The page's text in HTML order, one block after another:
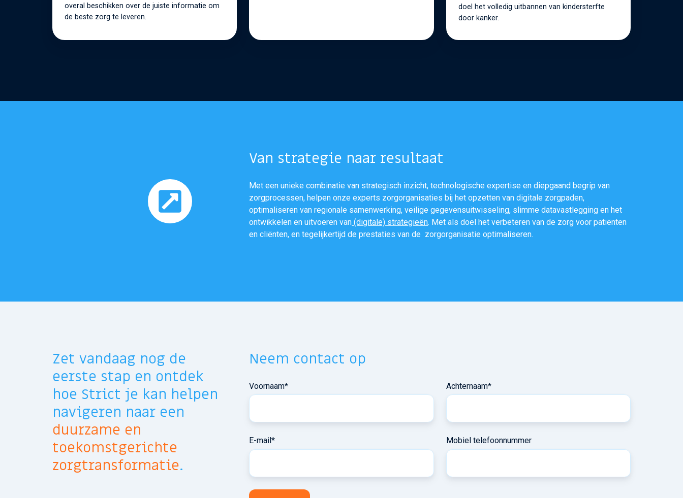
overal beschikken over de juiste informatie om
de beste zorg te leveren.
doel het volledig uitbannen van kindersterfte
door kanker.
Van strategie naar resultaat
Met een unieke combinatie van strategisch inzicht, technologische expertise en diepgaand begrip van
zorgprocessen, helpen onze experts zorgorganisaties bij het opzetten van digitale zorgpaden,
optimaliseren van regionale samenwerking, veilige gegevensuitwisseling, slimme datavastlegging en het
ontwikkelen en uitvoeren van (digitale) strategieën. Met als doel het verbeteren van de zorg voor patiënten
en cliënten, en tegelijkertijd de prestaties van de zorgorganisatie optimaliseren.
Zet vandaag nog de
eerste stap en ontdek
hoe Strict je kan helpen
navigeren naar een
duurzame en
toekomstgerichte
zorgtransformatie.
Neem contact op
Voornaam* Achternaam*
E-mail* Mobiel telefoonnummer